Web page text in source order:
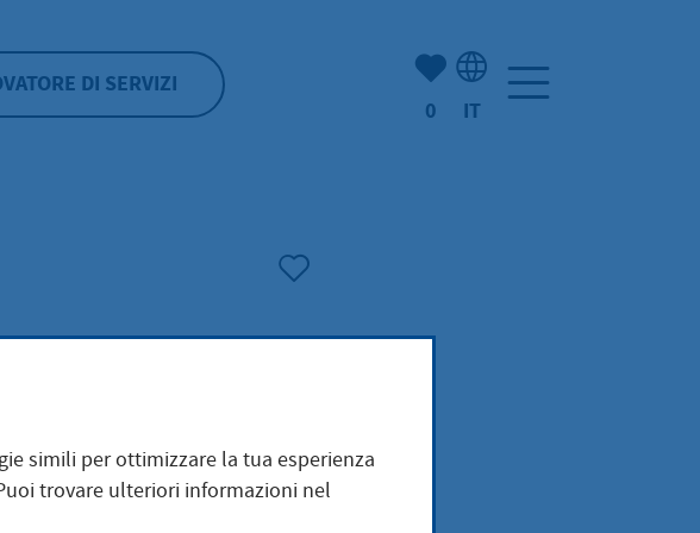
DI SERVIZI
(Mio) Hofheim:
0 IT
simili per ottimizzare la tua esperienza
trovare ulteriori informazioni nel